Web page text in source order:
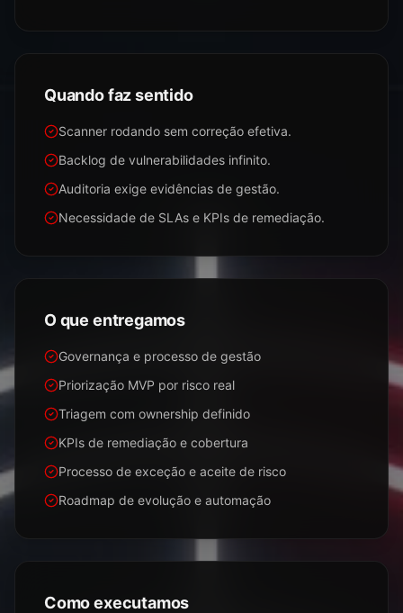
Quando faz sentido
Scanner rodando sem correção efetiva.
Backlog de vulnerabilidades infinito.
Auditoria exige evidências de gestão.
Necessidade de SLAs e KPIs de remediação.
O que entregamos
Governança e processo de gestão
Priorização MVP por risco real
Triagem com ownership definido
KPIs de remediação e cobertura
Processo de exceção e aceite de risco
Roadmap de evolução e automação
Como executamos